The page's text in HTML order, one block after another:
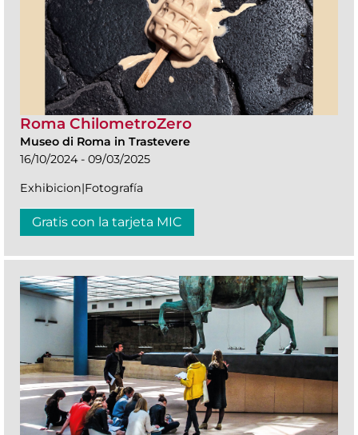
Roma ChilometroZero
Museo di Roma in Trastevere
16/10/2024 - 09/03/2025
Exhibicion|Fotografía
Gratis con la tarjeta MIC